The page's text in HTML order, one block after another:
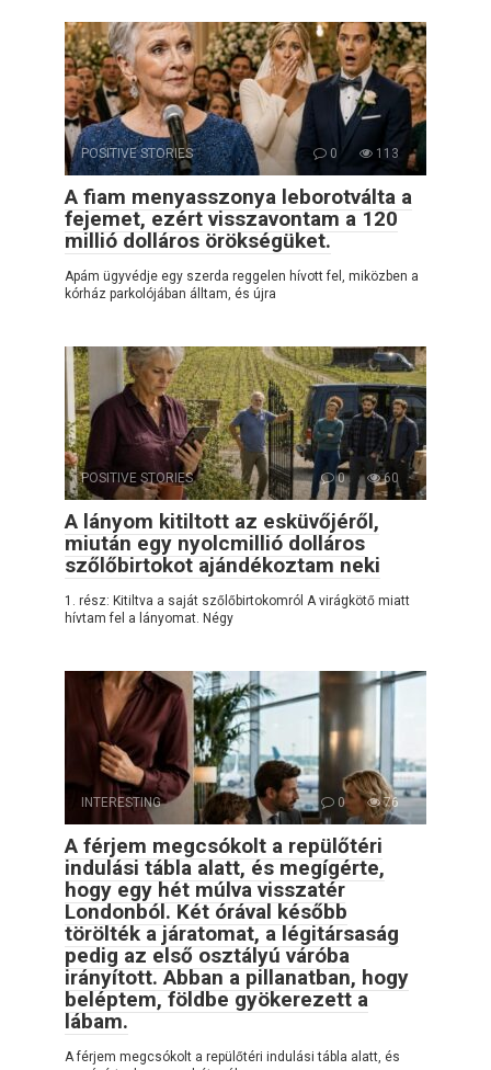
POSITIVE STORIES 0 113
A fiam menyasszonya leborotválta a
fejemet, ezért visszavontam a 120
millió dolláros örökségüket.
Apám ügyvédje egy szerda reggelen hívott fel, miközben a
kórház parkolójában álltam, és újra
POSITIVE STORIES 0 60
A lányom kitiltott az esküvőjéről,
miután egy nyolcmillió dolláros
szőlőbirtokot ajándékoztam neki
1. rész: Kitiltva a saját szőlőbirtokomról A virágkötő miatt
hívtam fel a lányomat. Négy
INTERESTING 0 76
A férjem megcsókolt a repülőtéri
indulási tábla alatt, és megígérte,
hogy egy hét múlva visszatér
Londonból. Két órával később
törölték a járatomat, a légitársaság
pedig az első osztályú váróba
irányított. Abban a pillanatban, hogy
beléptem, földbe gyökerezett a
lábam.
A férjem megcsókolt a repülőtéri indulási tábla alatt, és